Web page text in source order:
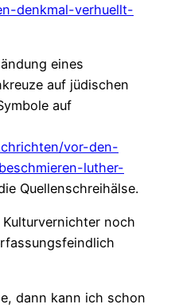
denkmal-verhuellt-
eines
auf jüdischen
auf
vor-den-
luther-
Quellenschreihälse.
noch
dann kann ich schon